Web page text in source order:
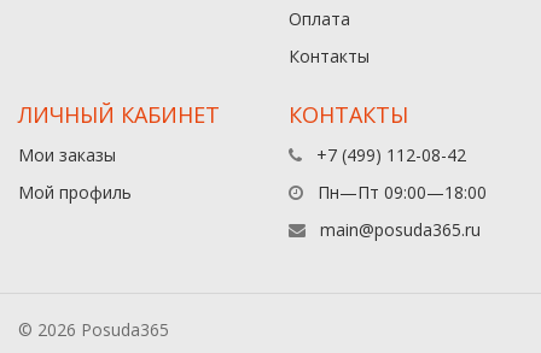
Оплата
Контакты
ЛИЧНЫЙ КАБИНЕТ
Мои заказы
Мой профиль
КОНТАКТЫ
+7 (499) 112-08-42
Пн—Пт 09:00—18:00
main@posuda365.ru
© 2026 Posuda365